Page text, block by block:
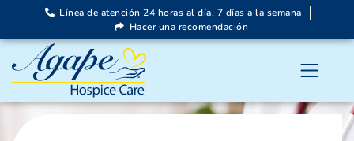
Línea de atención 24 horas al día, 7 días a la semana
Hacer una recomendación